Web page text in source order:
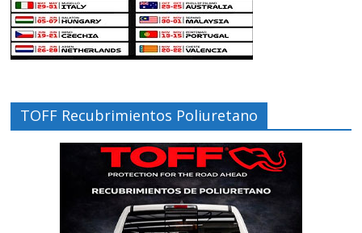
TOFF Recubrimientos Poliuretano